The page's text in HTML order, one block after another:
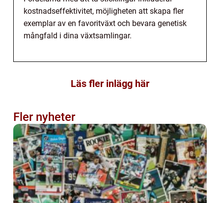
kostnadseffektivitet, möjligheten att skapa fler
exemplar av en favoritväxt och bevara genetisk
mångfald i dina växtsamlingar.
Läs fler inlägg här
Fler nyheter